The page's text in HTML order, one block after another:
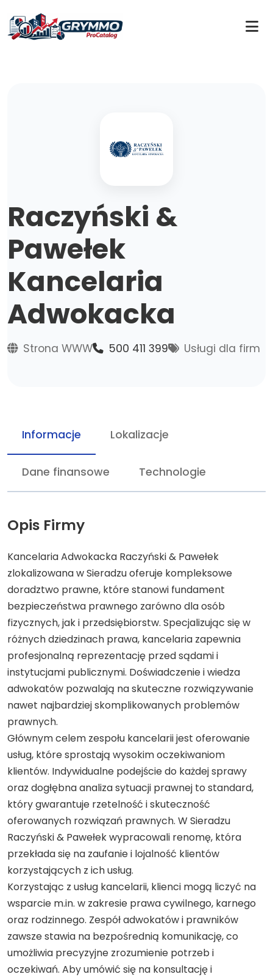
Raczyński &
Pawełek
Kancelaria
Adwokacka
Strona WWW 500 411 399 Usługi dla firm
Informacje Lokalizacje
Dane finansowe Technologie
Opis Firmy
Kancelaria Adwokacka Raczyński & Pawełek
zlokalizowana w Sieradzu oferuje kompleksowe
doradztwo prawne, które stanowi fundament
bezpieczeństwa prawnego zarówno dla osób
fizycznych, jak i przedsiębiorstw. Specjalizując się w
różnych dziedzinach prawa, kancelaria zapewnia
profesjonalną reprezentację przed sądami i
instytucjami publicznymi. Doświadczenie i wiedza
adwokatów pozwalają na skuteczne rozwiązywanie
nawet najbardziej skomplikowanych problemów
prawnych.
Głównym celem zespołu kancelarii jest oferowanie
usług, które sprostają wysokim oczekiwaniom
klientów. Indywidualne podejście do każdej sprawy
oraz dogłębna analiza sytuacji prawnej to standard,
który gwarantuje rzetelność i skuteczność
oferowanych rozwiązań prawnych. W Sieradzu
Raczyński & Pawełek wypracowali renomę, która
przekłada się na zaufanie i lojalność klientów
korzystających z ich usług.
Korzystając z usług kancelarii, klienci mogą liczyć na
wsparcie m.in. w zakresie prawa cywilnego, karnego
oraz rodzinnego. Zespół adwokatów i prawników
zawsze stawia na bezpośrednią komunikację, co
umożliwia precyzyjne zrozumienie potrzeb i
oczekiwań. Aby umówić się na konsultację i